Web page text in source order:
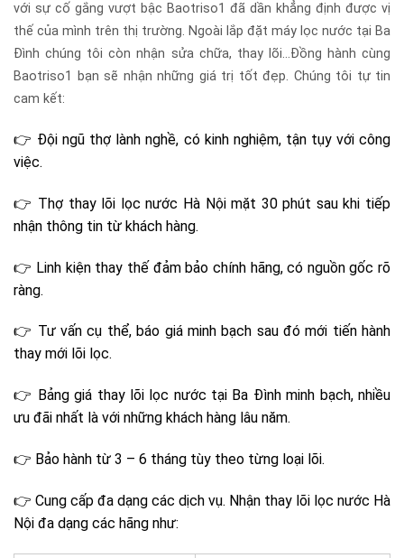
với sự cố gắng vượt bậc Baotriso1 đã dần khẳng định được vị
thế của mình trên thị trường. Ngoài lắp đặt máy lọc nước tại Ba
Đình chúng tôi còn nhận sửa chữa, thay lõi…Đồng hành cùng
Baotriso1 bạn sẽ nhận những giá trị tốt đẹp. Chúng tôi tự tin
cam kết:
👉 Đội ngũ thợ lành nghề, có kinh nghiệm, tận tụy với công
việc.
👉 Thợ thay lõi lọc nước Hà Nội mặt 30 phút sau khi tiếp
nhận thông tin từ khách hàng.
👉 Linh kiện thay thế đảm bảo chính hãng, có nguồn gốc rõ
ràng.
👉 Tư vấn cụ thể, báo giá minh bạch sau đó mới tiến hành
thay mới lõi lọc.
👉 Bảng giá thay lõi lọc nước tại Ba Đình minh bạch, nhiều
ưu đãi nhất là với những khách hàng lâu năm.
👉 Bảo hành từ 3 – 6 tháng tùy theo từng loại lõi.
👉 Cung cấp đa dạng các dịch vụ. Nhận thay lõi lọc nước Hà
Nội đa dạng các hãng như: